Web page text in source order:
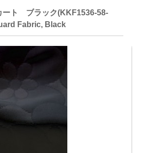
ート ブラック(KKF1536-58-
Fabric, Black